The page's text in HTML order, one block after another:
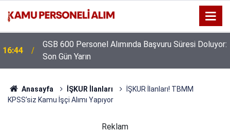
16:44
GSB 600 Personel Alımında Başvuru Süresi Doluyor:
Son Gün Yarın
Anasayfa İŞKUR İlanları
İŞKUR İlanları! TBMM
KPSS’siz Kamu İşçi Alımı Yapıyor
Reklam